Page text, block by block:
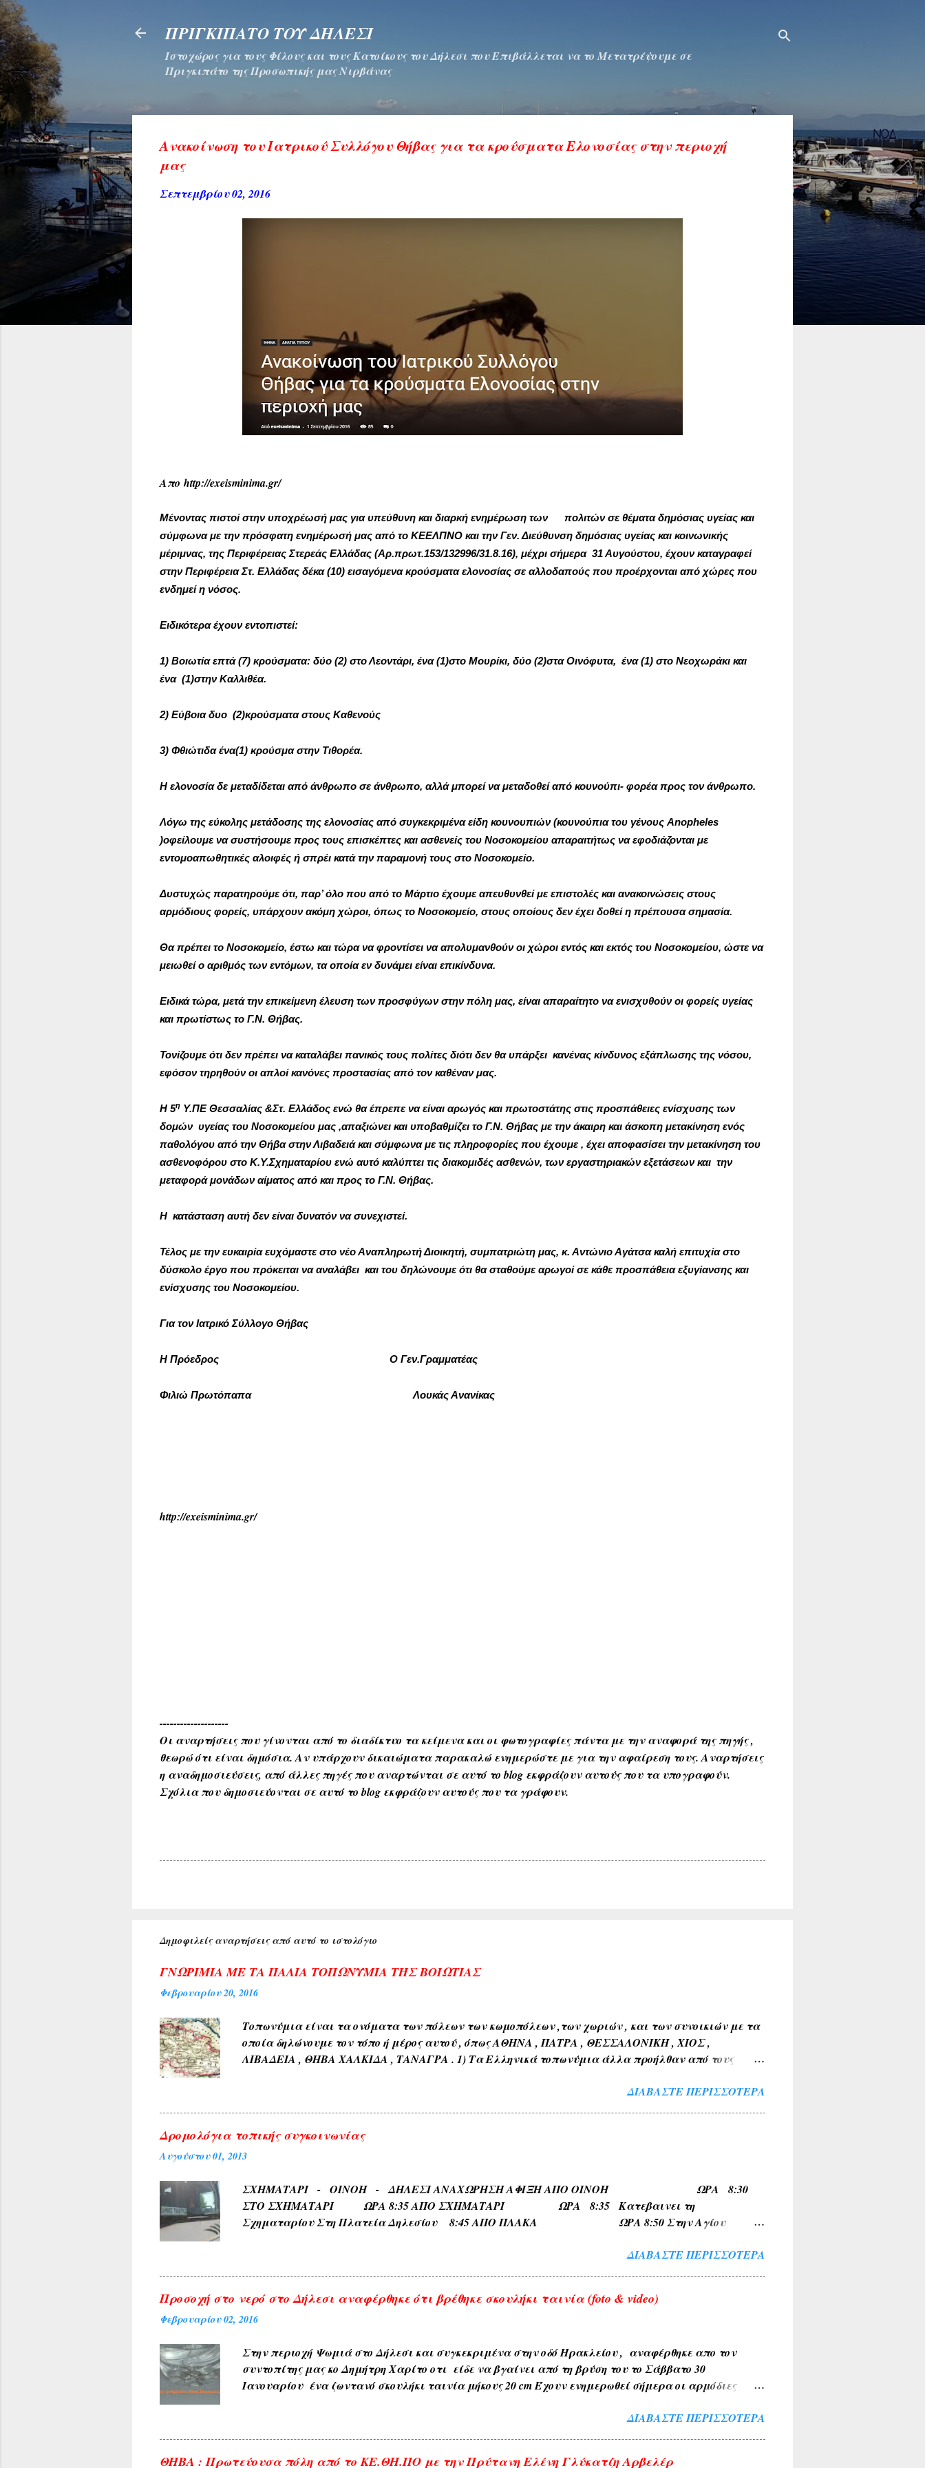
ΠΡΙΓΚΙΠΑΤΟ ΤΟΥ ΔΗΛΕΣΙ
Ιστοχώρος για τους Φίλους και τους Κατοίκους του Δήλεσι που Επιβάλλεται να το Μετατρέψουμε σε
Πριγκιπάτο της Προσωπικής μας Νιρβάνας
Ανακοίνωση του Ιατρικού Συλλόγου Θήβας για τα κρούσματα Ελονοσίας στην περιοχή
μας
Σεπτεμβρίου 02, 2016
Απο http://exeisminima.gr/
Μένοντας πιστοί στην υποχρέωσή μας για υπεύθυνη και διαρκή ενημέρωση των πολιτών σε θέματα δημόσιας υγείας και
σύμφωνα με την πρόσφατη ενημέρωσή μας από το ΚΕΕΛΠΝΟ και την Γεν. Διεύθυνση δημόσιας υγείας και κοινωνικής
μέριμνας, της Περιφέρειας Στερεάς Ελλάδας (Aρ.πρωτ.153/132996/31.8.16), μέχρι σήμερα 31 Αυγούστου, έχουν καταγραφεί
στην Περιφέρεια Στ. Ελλάδας δέκα (10) εισαγόμενα κρούσματα ελονοσίας σε αλλοδαπούς που προέρχονται από χώρες που
ενδημεί η νόσος.
Ειδικότερα έχουν εντοπιστεί:
1) Βοιωτία επτά (7) κρούσματα: δύο (2) στο Λεοντάρι, ένα (1)στο Μουρίκι, δύο (2)στα Οινόφυτα, ένα (1) στο Νεοχωράκι και
ένα (1)στην Καλλιθέα.
2) Εύβοια δυο (2)κρούσματα στους Καθενούς
3) Φθιώτιδα ένα(1) κρούσμα στην Τιθορέα.
Η ελονοσία δε μεταδίδεται από άνθρωπο σε άνθρωπο, αλλά μπορεί να μεταδοθεί από κουνούπι- φορέα προς τον άνθρωπο.
Λόγω της εύκολης μετάδοσης της ελονοσίας από συγκεκριμένα είδη κουνουπιών (κουνούπια του γένους Anopheles
)οφείλουμε να συστήσουμε προς τους επισκέπτες και ασθενείς του Νοσοκομείου απαραιτήτως να εφοδιάζονται με
εντομοαπωθητικές αλοιφές ή σπρέι κατά την παραμονή τους στο Νοσοκομείο.
Δυστυχώς παρατηρούμε ότι, παρ’ όλο που από το Μάρτιο έχουμε απευθυνθεί με επιστολές και ανακοινώσεις στους
αρμόδιους φορείς, υπάρχουν ακόμη χώροι, όπως το Νοσοκομείο, στους οποίους δεν έχει δοθεί η πρέπουσα σημασία.
Θα πρέπει το Νοσοκομείο, έστω και τώρα να φροντίσει να απολυμανθούν οι χώροι εντός και εκτός του Νοσοκομείου, ώστε να
μειωθεί ο αριθμός των εντόμων, τα οποία εν δυνάμει είναι επικίνδυνα.
Ειδικά τώρα, μετά την επικείμενη έλευση των προσφύγων στην πόλη μας, είναι απαραίτητο να ενισχυθούν οι φορείς υγείας
και πρωτίστως το Γ.Ν. Θήβας.
Τονίζουμε ότι δεν πρέπει να καταλάβει πανικός τους πολίτες διότι δεν θα υπάρξει κανένας κίνδυνος εξάπλωσης της νόσου,
εφόσον τηρηθούν οι απλοί κανόνες προστασίας από τον καθέναν μας.
Η 5η Υ.ΠΕ Θεσσαλίας &Στ. Ελλάδος ενώ θα έπρεπε να είναι αρωγός και πρωτοστάτης στις προσπάθειες ενίσχυσης των
δομών υγείας του Νοσοκομείου μας ,απαξιώνει και υποβαθμίζει το Γ.Ν. Θήβας με την άκαιρη και άσκοπη μετακίνηση ενός
παθολόγου από την Θήβα στην Λιβαδειά και σύμφωνα με τις πληροφορίες που έχουμε , έχει αποφασίσει την μετακίνηση του
ασθενοφόρου στο Κ.Υ.Σχηματαρίου ενώ αυτό καλύπτει τις διακομιδές ασθενών, των εργαστηριακών εξετάσεων και την
μεταφορά μονάδων αίματος από και προς το Γ.Ν. Θήβας.
Η κατάσταση αυτή δεν είναι δυνατόν να συνεχιστεί.
Τέλος με την ευκαιρία ευχόμαστε στο νέο Αναπληρωτή Διοικητή, συμπατριώτη μας, κ. Αντώνιο Αγάτσα καλή επιτυχία στο
δύσκολο έργο που πρόκειται να αναλάβει και του δηλώνουμε ότι θα σταθούμε αρωγοί σε κάθε προσπάθεια εξυγίανσης και
ενίσχυσης του Νοσοκομείου.
Για τον Ιατρικό Σύλλογο Θήβας
Η Πρόεδρος Ο Γεν.Γραμματέας
Φιλιώ Πρωτόπαπα Λουκάς Ανανίκας
http://exeisminima.gr/
--------------------
Οι αναρτήσεις που γίνονται από το διαδίκτυο τα κείμενα και οι φωτογραφίες πάντα με την αναφορά της πηγής ,
θεωρώ ότι είναι δημόσια. Αν υπάρχουν δικαιώματα παρακαλώ ενημερώστε με για την αφαίρεση τους. Αναρτήσεις
η αναδημοσιεύσεις, από άλλες πηγές που αναρτώνται σε αυτό το blog εκφράζουν αυτούς που τα υπογραφούν.
Σχόλια που δημοσιεύονται σε αυτό το blog εκφράζουν αυτούς που τα γράφουν.
Δημοφιλείς αναρτήσεις από αυτό το ιστολόγιο
ΓΝΩΡΙΜΙΑ ΜΕ ΤΑ ΠΑΛΙΑ ΤΟΠΩΝΥΜΙΑ ΤΗΣ ΒΟΙΩΤΙΑΣ
Φεβρουαρίου 20, 2016
Τοπωνύμια είναι τα ονόματα των πόλεων των κωμοπόλεων ,των χωριών , και των συνοικιών με τα
οποία δηλώνουμε τον τόπο ή μέρος αυτού , όπως ΑΘΗΝΑ , ΠΑΤΡΑ , ΘΕΣΣΑΛΟΝΙΚΗ , ΧΙΟΣ ,
ΛΙΒΑΔΕΙΑ , ΘΗΒΑ ΧΑΛΚΙΔΑ , ΤΑΝΑΓΡΑ . 1) Τα Ελληνικά τοπωνύμια άλλα προήλθαν από τους
φύσεως και διαπλάσεως του εδάφους όπως ( ΚΑΜΠΟΣ , ΜΑΚΡΥΚΑΜΠΟΣ , ΒΑΘΥΛΑΚΟΣ ) . 3) Από το
ΓΛΥΚΟΝΕΡΙ , ΓΛΥΚΟΒΡΥΣΗ , ΚΡΥΑ ΒΡΥΣΗ ). 5) Εκ των φυομένων δένδρων και των εν γένει φυτών
και καρπών αυτών όπως δενδρώνυμα , φυτώνυμα , καρπώνυμα τοπωνύμια ( ΚΕΡΑΣΟΥΣ ,
ΜΟΝΟΔΕΝΔΡΙ ) . 6) Εκ των διαφόρων τόπων που συχνάζουν τα ζώα Ζωώνυμα τοπωνύμια όπως
(Αετοράχη , Αηδονοράχη , Αετοκούκουλο ) . 7) Εκ του ...
ΔΙΑΒΆΣΤΕ ΠΕΡΙΣΣΌΤΕΡΑ
Δρομολόγια τοπικής συγκοινωνίας
Αυγούστου 01, 2013
ΣΧΗΜΑΤΑΡΙ - ΟΙΝΟΗ - ΔΗΛΕΣΙ ΑΝΑΧΩΡΗΣΗ ΑΦΙΞΗ ΑΠΟ ΟΙΝΟΗ ΩΡΑ 8:30
ΣΤΟ ΣΧΗΜΑΤΑΡΙ ΩΡΑ 8:35 ΑΠΟ ΣΧΗΜΑΤΑΡΙ ΩΡΑ 8:35 Κατεβαινει τη
Σχηματαρίου Στη Πλατεία Δηλεσίου 8:45 ΑΠΟ ΠΛΑΚΑ ΩΡΑ 8:50 Στην Αγίου
ΔΙΑΒΆΣΤΕ ΠΕΡΙΣΣΌΤΕΡΑ
Προσοχή στο νερό στο Δήλεσι αναφέρθηκε ότι βρέθηκε σκουλήκι ταινία (foto & video)
Φεβρουαρίου 02, 2016
Στην περιοχή Ψωμιά στο Δήλεσι και συγκεκριμένα στην οδό Ηρακλείου , αναφέρθηκε απο τον
συντοπίτης μας κο Δημήτρη Χαρίτο οτι είδε να βγαίνει από τη βρύση του το Σάββατο 30
Ιανουαρίου ένα ζωντανό σκουλήκι ταινία μήκους 20 cm Έχουν ενημερωθεί σήμερα οι αρμόδιες
ανακοινώνεται με κάθε επιφύλαξη ώστε να είμαστε προσεκτικότεροι μέχρι την τελική διερεύνηση
ΔΙΑΒΆΣΤΕ ΠΕΡΙΣΣΌΤΕΡΑ
ΘΗΒΑ : Πρωτεύουσα πόλη από το ΚΕ.ΘΗ.ΠΟ με την Πρύτανη Ελένη Γλύκατζη Αρβελέρ